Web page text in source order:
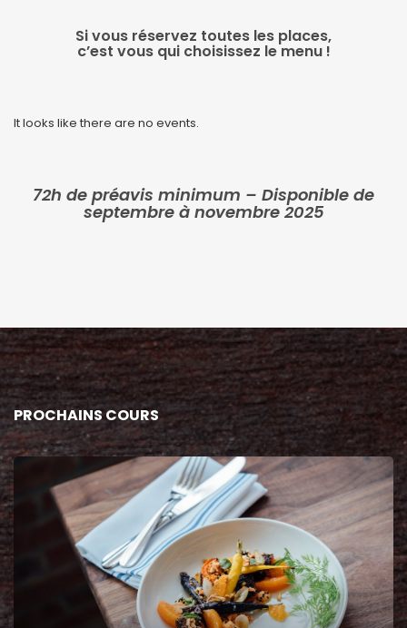
Si vous réservez toutes les places,
c’est vous qui choisissez le menu !
It looks like there are no events.
72h de préavis minimum – Disponible de
septembre à novembre 2025
PROCHAINS COURS